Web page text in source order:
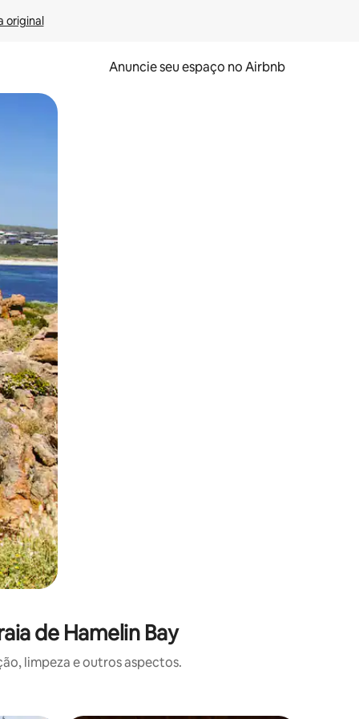
original
Anuncie seu espaço no Airbnb
o dedo na tela.
de Hamelin Bay
limpeza e outros aspectos.